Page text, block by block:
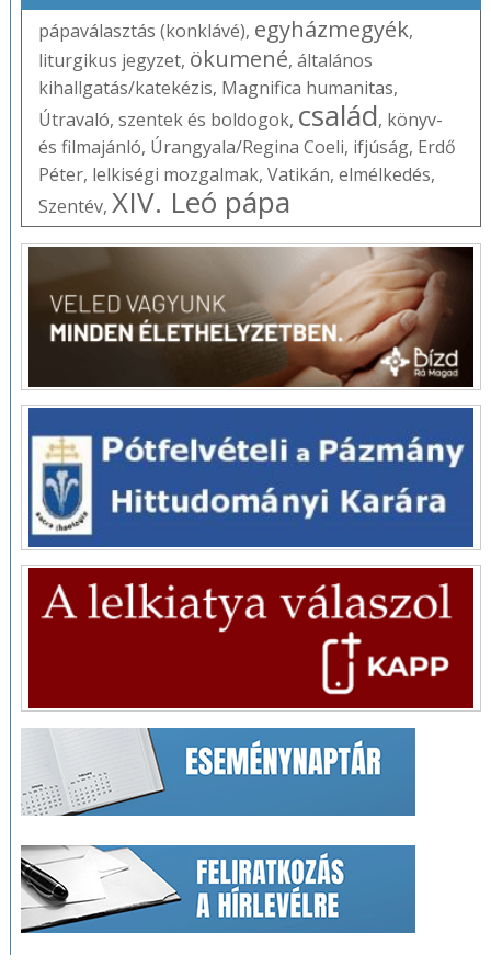
pápaválasztás (konklávé), egyházmegyék,
liturgikus jegyzet, ökumené, általános
kihallgatás/katekézis, Magnifica humanitas,
Útravaló, szentek és boldogok, család, könyv-
és filmajánló, Úrangyala/Regina Coeli, ifjúság, Erdő
Péter, lelkiségi mozgalmak, Vatikán, elmélkedés,
Szentév, XIV. Leó pápa